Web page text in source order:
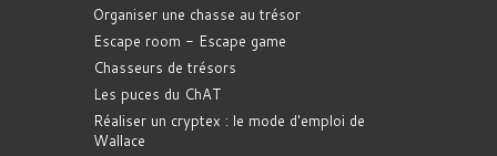
Organiser une chasse au trésor
Escape room - Escape game
Chasseurs de trésors
Les puces du ChAT
Réaliser un cryptex : le mode d'emploi de
Wallace